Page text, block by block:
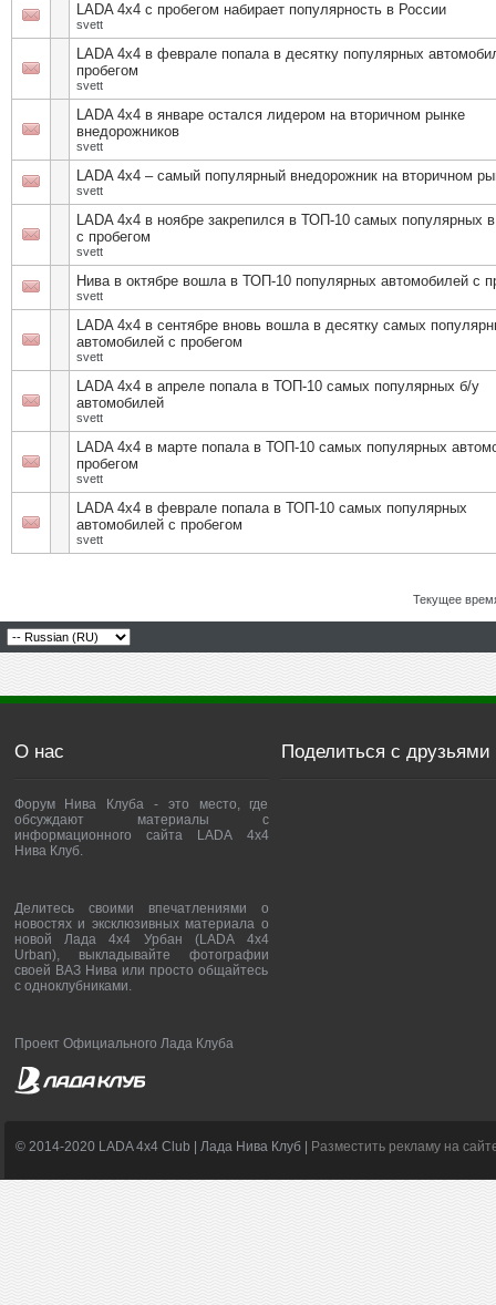
LADA 4х4 с пробегом набирает популярность в России
svett
LADA 4х4 в феврале попала в десятку популярных
пробегом
svett
LADA 4х4 в январе остался лидером на вторичном рынке
внедорожников
svett
LADA 4х4 – самый популярный внедорожник на вторичном
svett
LADA 4х4 в ноябре закрепился в ТОП-10 самых популярных
с пробегом
svett
Нива в октябре вошла в ТОП-10 популярных автомобилей с
svett
LADA 4х4 в сентябре вновь вошла в десятку самых
автомобилей с пробегом
svett
LADA 4х4 в апреле попала в ТОП-10 самых популярных б/у
автомобилей
svett
LADA 4х4 в марте попала в ТОП-10 самых популярных
пробегом
svett
LADA 4х4 в феврале попала в ТОП-10 самых популярных
автомобилей с пробегом
svett
Текущее
О нас
Форум Нива Клуба - это место, где
обсуждают материалы с
информационного сайта LADA 4x4
Нива Клуб.
Делитесь своими впечатлениями о
новостях и эксклюзивных материала о
новой Лада 4х4 Урбан (LADA 4x4
Urban), выкладывайте фотографии
своей ВАЗ Нива или просто общайтесь
с одноклубниками.
Проект Официального Лада Клуба
Поделиться с друзьями
© 2014-2020 LADA 4x4 Club | Лада Нива Клуб | Разместить рекламу на